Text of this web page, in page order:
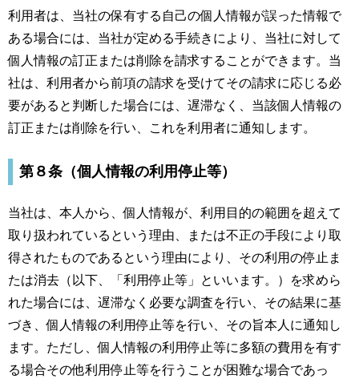
利用者は、当社の保有する自己の個人情報が誤った情報で
ある場合には、当社が定める手続きにより、当社に対して
個人情報の訂正または削除を請求することができます。当
社は、利用者から前項の請求を受けてその請求に応じる必
要があると判断した場合には、遅滞なく、当該個人情報の
訂正または削除を行い、これを利用者に通知します。
第８条（個人情報の利用停止等）
当社は、本人から、個人情報が、利用目的の範囲を超えて
取り扱われているという理由、または不正の手段により取
得されたものであるという理由により、その利用の停止ま
たは消去（以下、「利用停止等」といいます。）を求めら
れた場合には、遅滞なく必要な調査を行い、その結果に基
づき、個人情報の利用停止等を行い、その旨本人に通知し
ます。ただし、個人情報の利用停止等に多額の費用を有す
る場合その他利用停止等を行うことが困難な場合であっ